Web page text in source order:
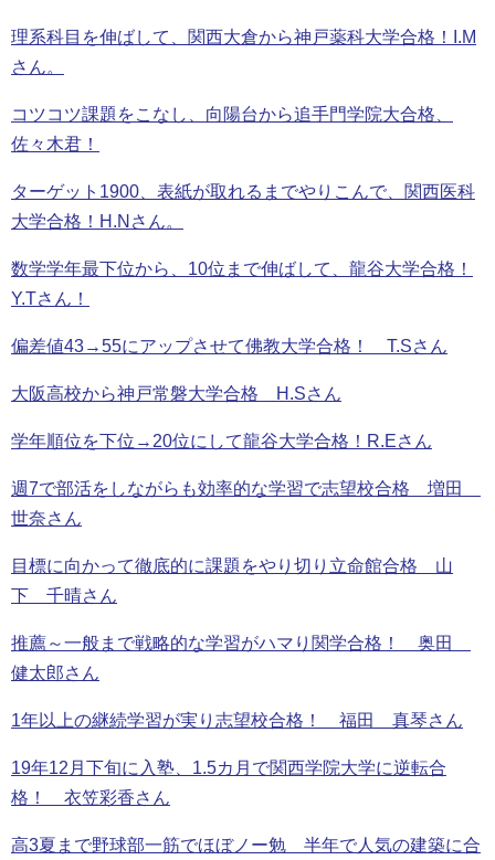
理系科目を伸ばして、関西大倉から神戸薬科大学合格！I.M
さん。
コツコツ課題をこなし、向陽台から追手門学院大合格、
佐々木君！
ターゲット1900、表紙が取れるまでやりこんで、関西医科
大学合格！H.Nさん。
数学学年最下位から、10位まで伸ばして、龍谷大学合格！
Y.Tさん！
偏差値43→55にアップさせて佛教大学合格！ T.Sさん
大阪高校から神戸常磐大学合格 H.Sさん
学年順位を下位→20位にして龍谷大学合格！R.Eさん
週7で部活をしながらも効率的な学習で志望校合格 増田
世奈さん
目標に向かって徹底的に課題をやり切り立命館合格 山
下 千晴さん
推薦～一般まで戦略的な学習がハマり関学合格！ 奥田
健太郎さん
1年以上の継続学習が実り志望校合格！ 福田 真琴さん
19年12月下旬に入塾、1.5カ月で関西学院大学に逆転合
格！ 衣笠彩香さん
高3夏まで野球部一筋でほぼノー勉 半年で人気の建築に合